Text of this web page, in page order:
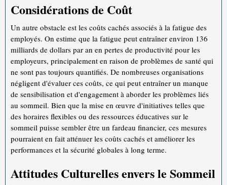
Considérations de Coût
Un autre obstacle est les coûts cachés associés à la fatigue des
employés. On estime que la fatigue peut entraîner environ 136
milliards de dollars par an en pertes de productivité pour les
employeurs, principalement en raison de problèmes de santé qui
ne sont pas toujours quantifiés. De nombreuses organisations
négligent d'évaluer ces coûts, ce qui peut entraîner un manque
de sensibilisation et d'engagement à aborder les problèmes liés
au sommeil. Bien que la mise en œuvre d'initiatives telles que
des horaires flexibles ou des ressources éducatives sur le
sommeil puisse sembler être un fardeau financier, ces mesures
pourraient en fait atténuer les coûts cachés et améliorer les
performances et la sécurité globales à long terme.
Attitudes Culturelles envers le Sommeil